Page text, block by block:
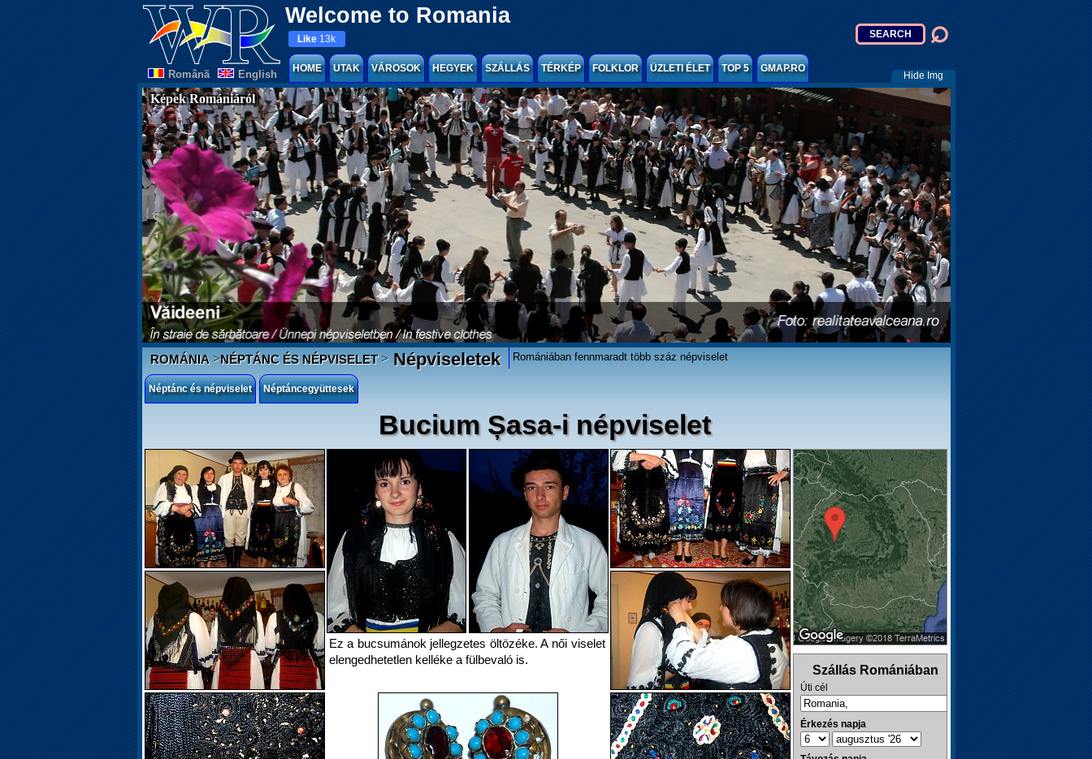
Welcome to Romania
Românã English
Like 13k
HOME UTAK VÁROSOK HEGYEK SZÁLLÁS TÉRKÉP FOLKLOR ÜZLETI ÉLET TOP 5 GMAP.RO
Hide Img
Képek Romániáról
ROMÁNIA>NÉPTÁNC ÉS NÉPVISELET>Népviseletek Romániában fennmaradt több száz népviselet
Néptánc és népviselet Néptáncegyüttesek
Bucium Șasa-i népviselet
Ez a bucsumánok jellegzetes öltözéke. A női viselet
elengedhetetlen kelléke a fülbevaló is.